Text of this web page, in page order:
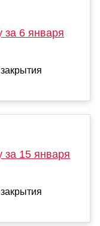
6 января
15 января